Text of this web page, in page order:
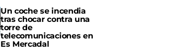
Un coche se incendia
tras chocar contra una
torre de
telecomunicaciones en
Es Mercadal